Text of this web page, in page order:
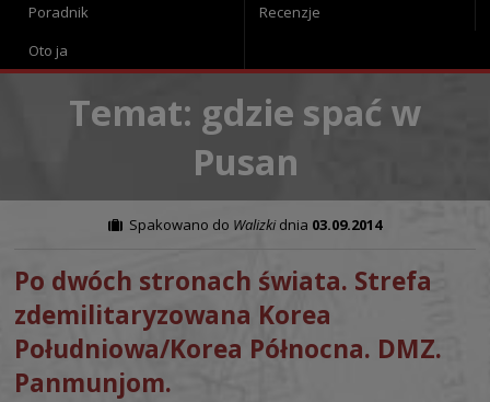
Poradnik
Recenzje
Oto ja
Temat: gdzie spać w
Pusan
Spakowano do Walizkidnia 03.09.2014
Po dwóch stronach świata. Strefa
zdemilitaryzowana Korea
Południowa/Korea Północna. DMZ.
Panmunjom.